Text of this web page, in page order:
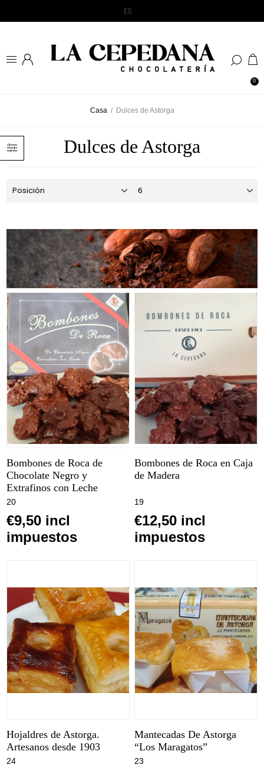
0
Casa / Dulces de Astorga
Dulces de Astorga
Bombones de Roca de
Chocolate Negro y
Extrafinos con Leche
20
€9,50 incl
impuestos
Bombones de Roca en Caja
de Madera
19
€12,50 incl
impuestos
Hojaldres de Astorga.
Artesanos desde 1903
24
Mantecadas De Astorga
“Los Maragatos”
23